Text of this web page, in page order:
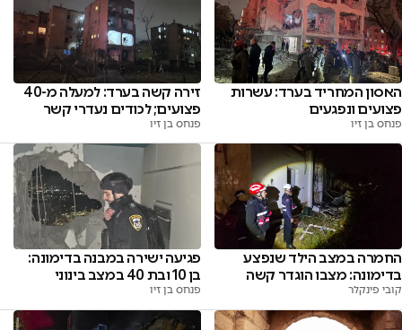
האסון המחריד בערד: עשרות
פצועים ונפגעים
פנחס בן זיו
זירה קשה בערד: למעלה מ-40
פצועים; לכודים נעדרי קשר
פנחס בן זיו
החמרה במצב הילד שנפצע
בדימונה: מצבו הוגדר קשה
קובי פינקלר
פגיעה ישירה במבנה בדימונה:
בן 10 ובת 40 במצב בינוני
פנחס בן זיו